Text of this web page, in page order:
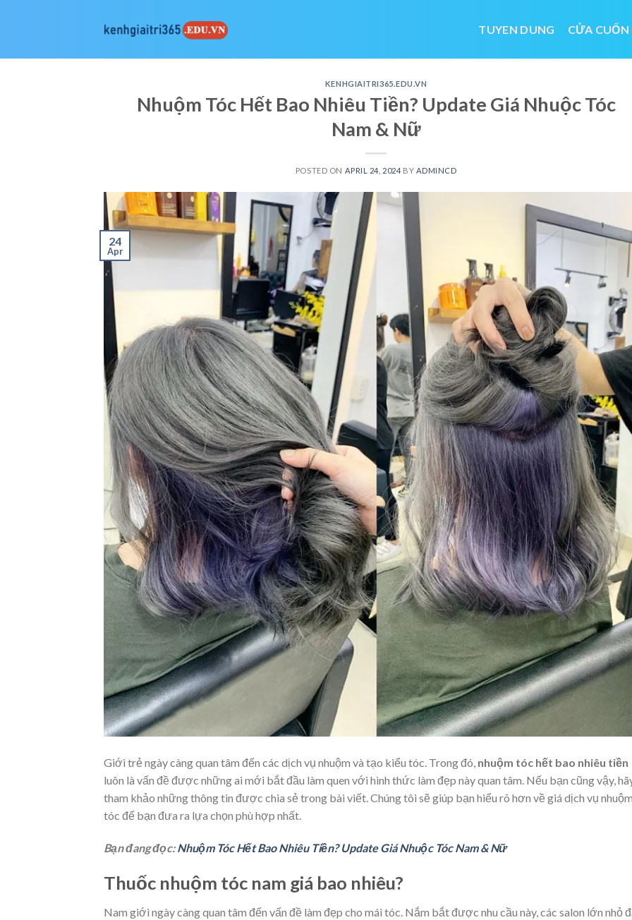
TUYEN DUNG CỬA
KENHGIAITRI365.EDU.VN
Nhuộm Tóc Hết Bao Nhiêu Tiền? Update Giá Nhuộc Tóc
Nam & Nữ
POSTED ON APRIL 24, 2024 BY ADMINCD
24
Apr
Giới trẻ ngày càng quan tâm đến các dịch vụ nhuộm và tạo kiểu tóc. Trong đó, nhuộm tóc hết bao nhiêu tiền
luôn là vấn đề được những ai mới bắt đầu làm quen với hình thức làm đẹp này quan tâm. Nếu bạn cũng vậy,
tham khảo những thông tin được chia sẻ trong bài viết. Chúng tôi sẽ giúp bạn hiểu rõ hơn về giá dịch vụ nhuộm
tóc để bạn đưa ra lựa chọn phù hợp nhất.
Bạn đang đọc:Nhuộm Tóc Hết Bao Nhiêu Tiền? Update Giá Nhuộc Tóc Nam & Nữ
Thuốc nhuộm tóc nam giá bao nhiêu?
Nam giới ngày càng quan tâm đến vấn đề làm đẹp cho mái tóc. Nắm bắt được nhu cầu này, các salon lớn nhỏ